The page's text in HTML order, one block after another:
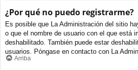
¿Por qué no puedo registrarme?
Es posible que La Administración del sitio
o que el nombre de usuario con el que está
deshabilitado. También puede estar
usuarios. Póngase en contacto con La
Arriba